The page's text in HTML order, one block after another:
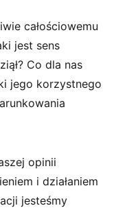
całościowemu
jest sens
Co dla nas
jego korzystnego
opinii
i działaniem
jesteśmy